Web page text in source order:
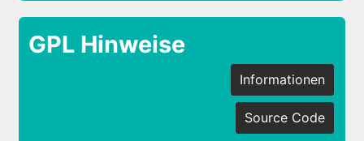
GPL Hinweise
Informationen
Source Code